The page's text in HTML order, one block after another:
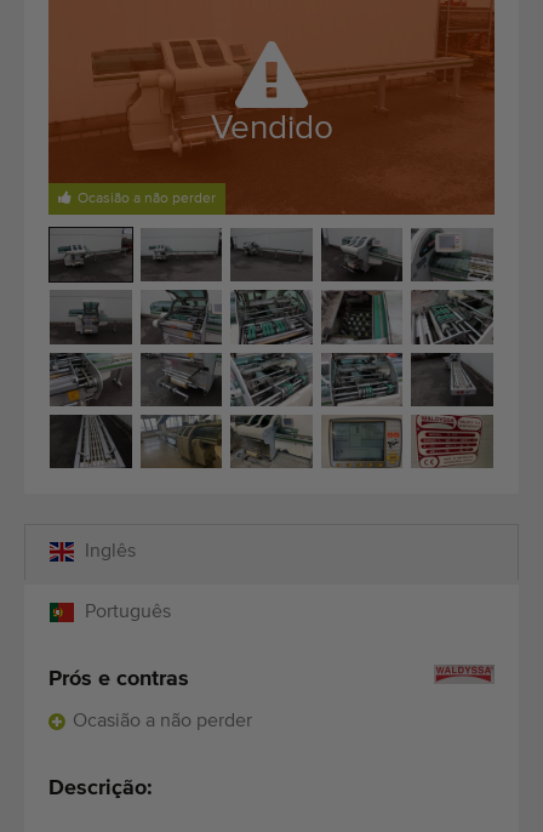
Equipamento de qualidade
Entregas em todo o mundo
Desde 1977
Ocasião a não perder
Vendido
Português
Inglês
Prós e contras
Ocasião a não perder
Descrição: